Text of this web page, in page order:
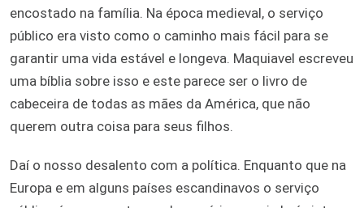
encostado na família. Na época medieval, o serviço
público era visto como o caminho mais fácil para se
garantir uma vida estável e longeva. Maquiavel escreveu
uma bíblia sobre isso e este parece ser o livro de
cabeceira de todas as mães da América, que não
querem outra coisa para seus filhos.
Daí o nosso desalento com a política. Enquanto que na
Europa e em alguns países escandinavos o serviço